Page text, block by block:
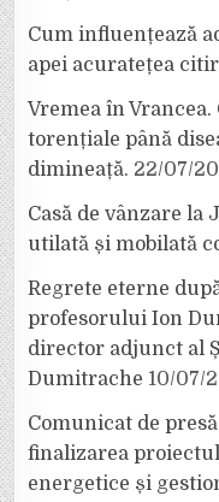
Cum influențează
apei acuratețea
Vremea în
torențiale până
dimineață. 22/07/
Casă de vânzare la
utilată și mobilată
Regrete eterne
profesorului Ion
director adjunct al
Dumitrache 10/07/
Comunicat de
finalizarea
energetice și